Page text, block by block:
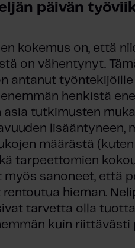
päivän
kokemus on, että
on vähentynyt.
antanut
henkistä
asia tutkimusten
lisääntyneen,
määrästä
tarpeettomien
sanoneet, että
hieman.
tarvetta olla
kuin riittävästi